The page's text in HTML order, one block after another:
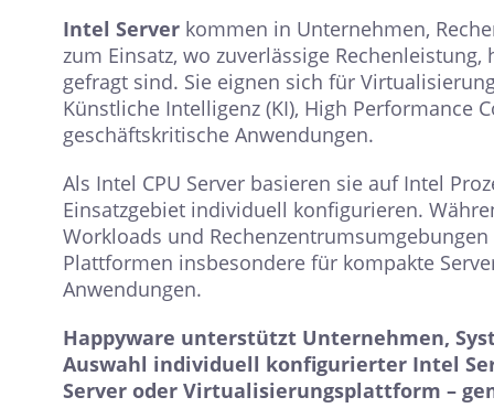
Intel Server kommen in Unternehmen,
zum Einsatz, wo zuverlässige
gefragt sind. Sie eignen sich für
Künstliche Intelligenz (KI), High Performance
geschäftskritische Anwendungen.
Als Intel CPU Server basieren sie auf Intel
Einsatzgebiet individuell konfigurieren.
Workloads und
Plattformen insbesondere für kompakte
Anwendungen.
Happyware unterstützt Unternehmen,
Auswahl individuell konfigurierter Intel
Server oder Virtualisierungsplattform –